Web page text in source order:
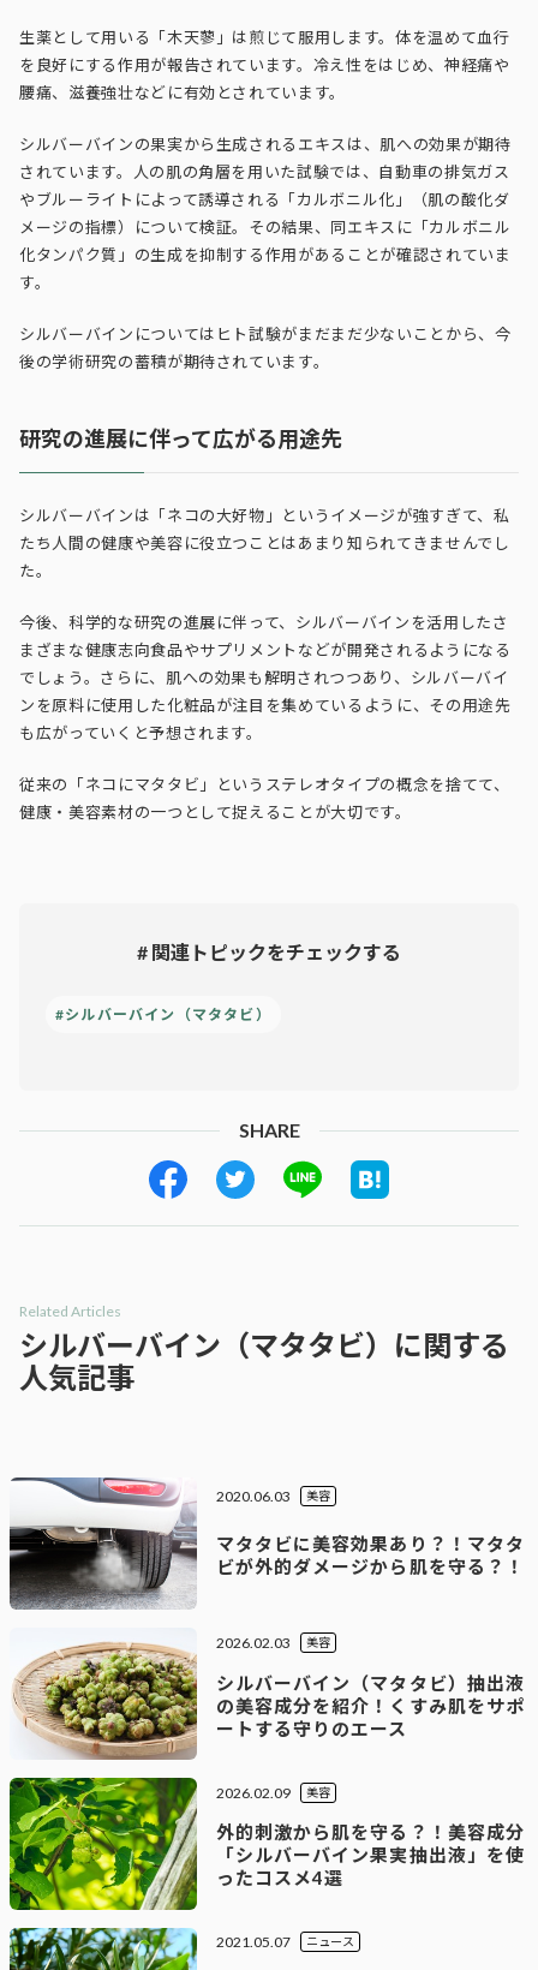
生薬として用いる「木天蓼」は煎じて服用します。体を温めて血行
を良好にする作用が報告されています。冷え性をはじめ、神経痛や
腰痛、滋養強壮などに有効とされています。
シルバーバインの果実から生成されるエキスは、肌への効果が期待
されています。人の肌の角層を用いた試験では、自動車の排気ガス
やブルーライトによって誘導される「カルボニル化」（肌の酸化ダ
メージの指標）について検証。その結果、同エキスに「カルボニル
化タンパク質」の生成を抑制する作用があることが確認されていま
す。
シルバーバインについてはヒト試験がまだまだ少ないことから、今
後の学術研究の蓄積が期待されています。
研究の進展に伴って広がる用途先
シルバーバインは「ネコの大好物」というイメージが強すぎて、私
たち人間の健康や美容に役立つことはあまり知られてきませんでし
た。
今後、科学的な研究の進展に伴って、シルバーバインを活用したさ
まざまな健康志向食品やサプリメントなどが開発されるようになる
でしょう。さらに、肌への効果も解明されつつあり、シルバーバイ
ンを原料に使用した化粧品が注目を集めているように、その用途先
も広がっていくと予想されます。
従来の「ネコにマタタビ」というステレオタイプの概念を捨てて、
健康・美容素材の一つとして捉えることが大切です。
# 関連トピックをチェックする
#シルバーバイン（マタタビ）
SHARE
Related Articles
シルバーバイン（マタタビ）に関する
人気記事
2020.06.03
マタタビに美容効果あり？！マタタ
ビが外的ダメージから肌を守る？！
美容
2026.02.03
シルバーバイン（マタタビ）抽出液
の美容成分を紹介！くすみ肌をサポ
ートする守りのエース
美容
2026.02.09
外的刺激から肌を守る？！美容成分
「シルバーバイン果実抽出液」を使
ったコスメ4選
美容
2021.05.07 ニュース